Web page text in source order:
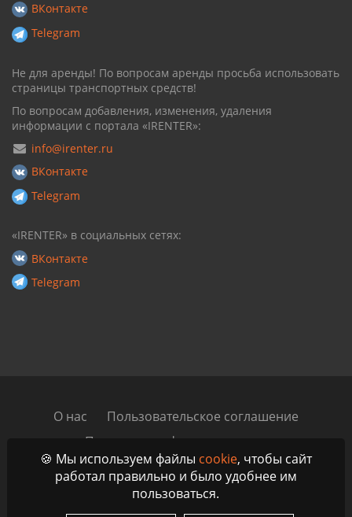
ВКонтакте
Telegram
Не для аренды! По вопросам аренды просьба использовать
страницы транспортных средств!
По вопросам добавления, изменения, удаления
информации с портала «IRENTER»:
info@irenter.ru
ВКонтакте
Telegram
«IRENTER» в социальных сетях:
ВКонтакте
Telegram
О нас
Пользовательское соглашение
Политика конфиденциальности
Автомобильный блог
Контакты
🍪 Мы используем файлы cookie, чтобы сайт
работал правильно и было удобнее им
пользоваться.